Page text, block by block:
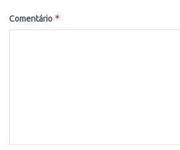
Comentário *